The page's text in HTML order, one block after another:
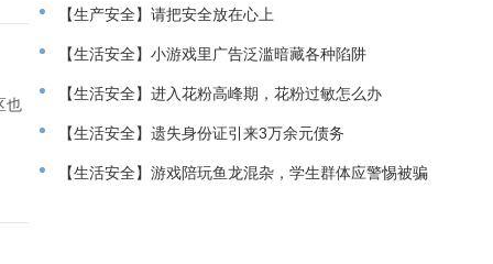
也
谈如何规制职
【生产安全】请把安全放在心上
【生活安全】小游戏里广告泛滥暗藏各种陷阱
【生活安全】进入花粉高峰期，花粉过敏怎么办
【生活安全】遗失身份证引来3万余元债务
【生活安全】游戏陪玩鱼龙混杂，学生群体应警惕被骗